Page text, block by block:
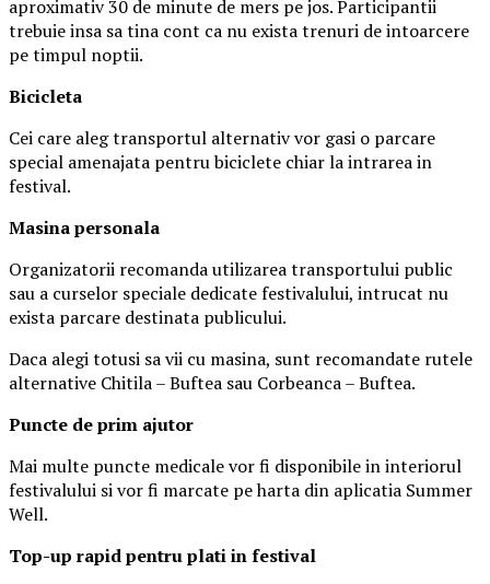
aproximativ 30 de minute de mers pe jos. Participantii
trebuie insa sa tina cont ca nu exista trenuri de intoarcere
pe timpul noptii.
Bicicleta
Cei care aleg transportul alternativ vor gasi o parcare
special amenajata pentru biciclete chiar la intrarea in
festival.
Masinapersonala
Organizatorii recomanda utilizarea transportului public
sau a curselor speciale dedicate festivalului, intrucat nu
exista parcare destinata publicului.
Daca alegi totusi sa vii cu masina, sunt recomandate rutele
alternative Chitila – Buftea sau Corbeanca – Buftea.
Puncte de prim ajutor
Mai multe puncte medicale vor fi disponibile in interiorul
festivalului si vor fi marcate pe harta din aplicatia Summer
Well.
Top-up rapid pentru plati in festival